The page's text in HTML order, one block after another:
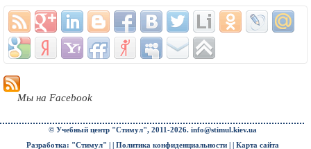
Мы на Facebook
© Учебный центр "Стимул", 2011-2026. info@stimul.kiev.ua
Разработка: "Стимул" | | Политика конфиденциальности| | Карта сайта